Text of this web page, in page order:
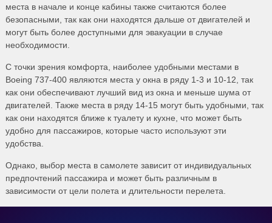
места в начале и конце кабины также считаются более
безопасными, так как они находятся дальше от двигателей и
могут быть более доступными для эвакуации в случае
необходимости.
С точки зрения комфорта, наиболее удобными местами в
Boeing 737-400 являются места у окна в ряду 1-3 и 10-12, так
как они обеспечивают лучший вид из окна и меньше шума от
двигателей. Также места в ряду 14-15 могут быть удобными, так
как они находятся ближе к туалету и кухне, что может быть
удобно для пассажиров, которые часто используют эти
удобства.
Однако, выбор места в самолете зависит от индивидуальных
предпочтений пассажира и может быть различным в
зависимости от цели полета и длительности перелета.